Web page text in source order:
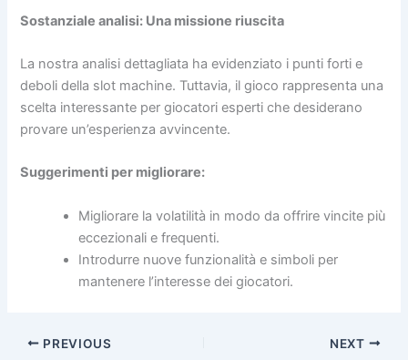
Sostanziale analisi: Una missione riuscita
La nostra analisi dettagliata ha evidenziato i punti forti e
deboli della slot machine. Tuttavia, il gioco rappresenta una
scelta interessante per giocatori esperti che desiderano
provare un’esperienza avvincente.
Suggerimenti per migliorare:
Migliorare la volatilità in modo da offrire vincite più
eccezionali e frequenti.
Introdurre nuove funzionalità e simboli per
mantenere l’interesse dei giocatori.
PREVIOUS NEXT